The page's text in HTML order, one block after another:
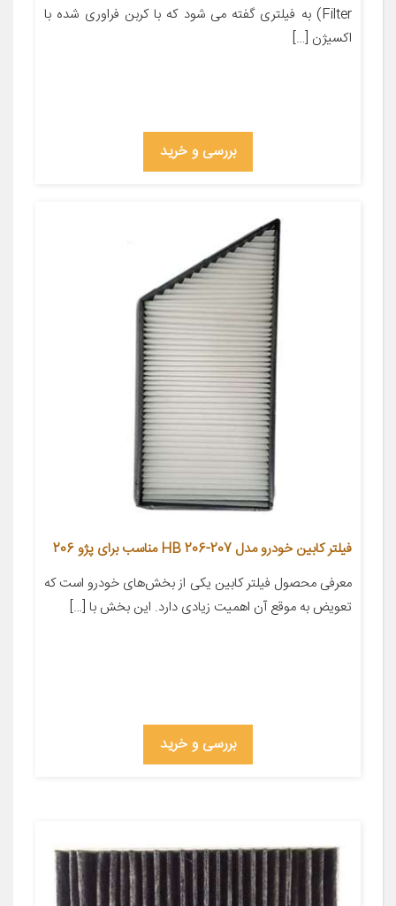
Filter) به فیلتری گفته می شود که با کربن فراوری شده با
اکسیژن […]
بررسی و خرید
فیلتر کابین خودرو مدل HB 206-207 مناسب برای پژو 206
معرفی محصول فیلتر کابین یکی از بخش‌های خودرو است که
تعویض به موقع آن اهمیت زیادی دارد. این بخش با […]
بررسی و خرید